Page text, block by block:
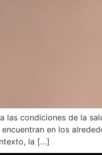
las condiciones de la
en los
la […]